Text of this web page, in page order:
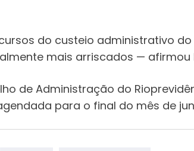
do custeio administrativo do
mais arriscados — afirmou
de Administração do
para o final do mês de